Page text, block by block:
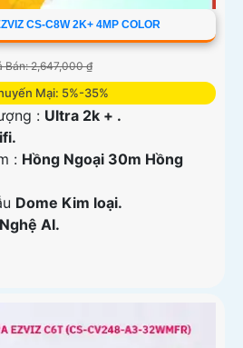
CS-C8W 2K+ 4MP COLOR
Bán: 2,647,000 ₫
Mại: 5%-35%
: Ultra 2k + .
: Hồng Ngoại 30m Hồng
Dome Kim loại.
AI.